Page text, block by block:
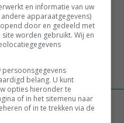
7
en informatie van uw
apparaatgegevens)
door en gedeeld met
worden gebruikt. Wij en
persoonsgegevens
belang. U kunt
opties hieronder te
of in het sitemenu naar
of in te trekken via de